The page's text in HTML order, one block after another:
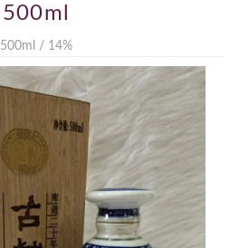
500ml
500ml / 14%